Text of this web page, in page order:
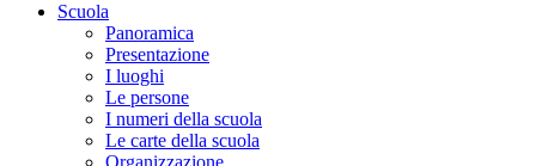
Scuola
Panoramica
Presentazione
I luoghi
Le persone
I numeri della scuola
Le carte della scuola